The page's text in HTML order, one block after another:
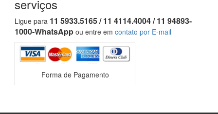
serviços
Ligue para 11 5933.5165 / 11 4114.4004 / 11 94893-
1000-WhatsApp ou entre em contato por E-mail
Forma de Pagamento